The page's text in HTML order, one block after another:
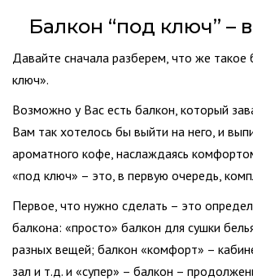
Балкон “под ключ” –
Давайте сначала разберем, что же такое
ключ».
Возможно у Вас есть балкон, который
Вам так хотелось бы выйти на него, и
ароматного кофе, наслаждаясь
«под ключ» – это, в первую очередь,
Первое, что нужно сделать – это
балкона: «просто» балкон для сушки
разных вещей; балкон «комфорт» –
зал и т.д. и «супер» – балкон –